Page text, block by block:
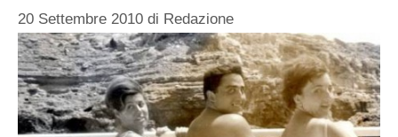
20 Settembre 2010 di Redazione